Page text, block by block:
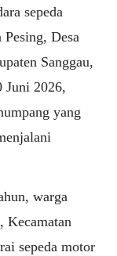
sepeda
Desa
Sanggau,
Juni 2026,
yang
warga
Kecamatan
sepeda motor